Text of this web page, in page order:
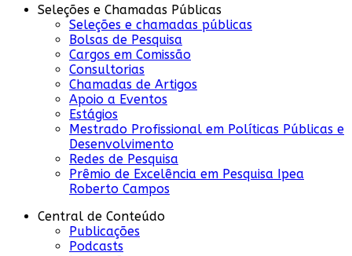
Seleções e Chamadas Públicas
Seleções e chamadas públicas
Bolsas de Pesquisa
Cargos em Comissão
Consultorias
Chamadas de Artigos
Apoio a Eventos
Estágios
Mestrado Profissional em Políticas Públicas e
Desenvolvimento
Redes de Pesquisa
Prêmio de Excelência em Pesquisa Ipea
Roberto Campos
Central de Conteúdo
Publicações
Podcasts